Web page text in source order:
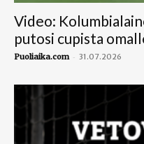
Video:
putosi cupista
Puoliaika.com - 31.07.2026